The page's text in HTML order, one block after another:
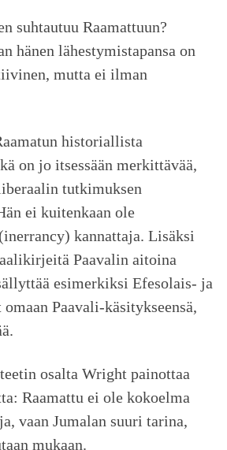
suhtautuu Raamattuun?
hänen lähestymistapansa on
mutta ei ilman
historiallista
on jo itsessään merkittävää,
tutkimuksen
ei kuitenkaan ole
kannattaja. Lisäksi
Paavalin aitoina
esimerkiksi Efesolais- ja
Paavali-käsitykseensä,
osalta Wright painottaa
Raamattu ei ole kokoelma
vaan Jumalan suuri tarina,
mukaan.